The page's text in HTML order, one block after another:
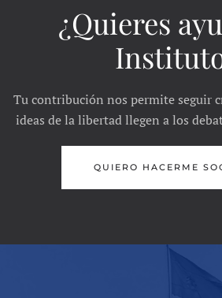
¿Quieres
Tu contribución nos permite seguir
ideas de la libertad llegen a los
QUIERO HACERME